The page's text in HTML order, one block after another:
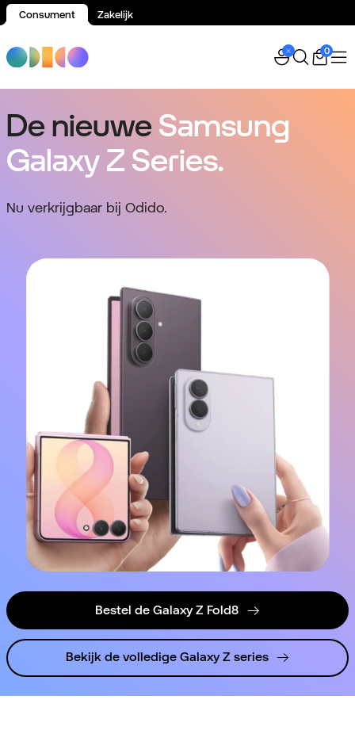
Consument Zakelijk
0
De nieuweSamsung
Galaxy Z Series.
Nu verkrijgbaar bij Odido.
Bestel de Galaxy Z Fold8
Bekijk de volledige Galaxy Z series